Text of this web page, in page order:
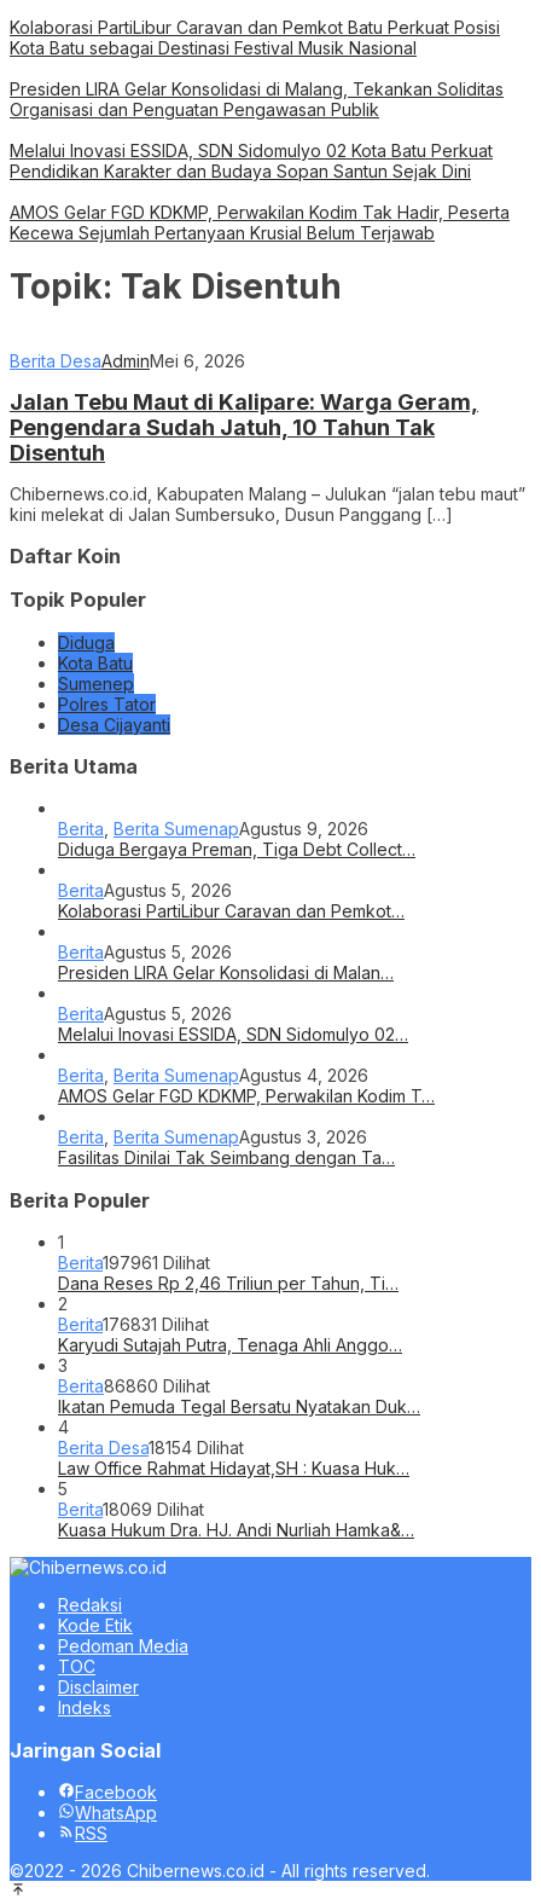
Kolaborasi PartiLibur Caravan dan Pemkot Batu Perkuat Posisi
Kota Batu sebagai Destinasi Festival Musik Nasional
Presiden LIRA Gelar Konsolidasi di Malang, Tekankan Soliditas
Organisasi dan Penguatan Pengawasan Publik
Melalui Inovasi ESSIDA, SDN Sidomulyo 02 Kota Batu Perkuat
Pendidikan Karakter dan Budaya Sopan Santun Sejak Dini
AMOS Gelar FGD KDKMP, Perwakilan Kodim Tak Hadir, Peserta
Kecewa Sejumlah Pertanyaan Krusial Belum Terjawab
Topik: Tak Disentuh
Berita DesaAdminMei 6, 2026
Jalan Tebu Maut di Kalipare: Warga Geram,
Pengendara Sudah Jatuh, 10 Tahun Tak
Disentuh
Chibernews.co.id, Kabupaten Malang – Julukan “jalan tebu maut”
kini melekat di Jalan Sumbersuko, Dusun Panggang […]
Daftar Koin
Topik Populer
Diduga
Kota Batu
Sumenep
Polres Tator
Desa Cijayanti
Berita Utama
Berita Berita SumenapAgustus 9, 2026
Diduga Bergaya Preman, Tiga Debt Collect…
BeritaAgustus 5, 2026
Kolaborasi PartiLibur Caravan dan Pemkot…
BeritaAgustus 5, 2026
Presiden LIRA Gelar Konsolidasi di Malan…
BeritaAgustus 5, 2026
Melalui Inovasi ESSIDA, SDN Sidomulyo 02…
Berita Berita SumenapAgustus 4, 2026
AMOS Gelar FGD KDKMP, Perwakilan Kodim T…
Berita Berita SumenapAgustus 3, 2026
Fasilitas Dinilai Tak Seimbang dengan Ta…
Berita Populer
1
Berita197961 Dilihat
Dana Reses Rp 2,46 Triliun per Tahun, Ti…
2
Berita176831 Dilihat
Karyudi Sutajah Putra, Tenaga Ahli Anggo…
3
Berita86860 Dilihat
Ikatan Pemuda Tegal Bersatu Nyatakan Duk…
4
Berita Desa18154 Dilihat
Law Office Rahmat Hidayat,SH : Kuasa Huk…
5
Berita18069 Dilihat
Kuasa Hukum Dra. HJ. Andi Nurliah Hamka&…
Redaksi
Kode Etik
Pedoman Media
TOC
Disclaimer
Indeks
Jaringan Social
Facebook
WhatsApp
RSS
©2022 - 2026 Chibernews.co.id - All rights reserved.